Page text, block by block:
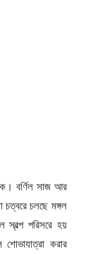
বর্ণিল সাজ আর
চত্বরে চলছে মঙ্গল
পরিসরে হয়
করার